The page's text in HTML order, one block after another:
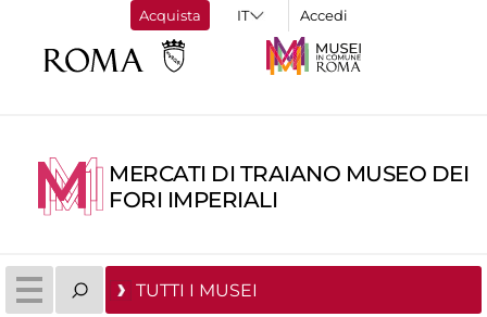
Acquista Accedi
MERCATI DI TRAIANO MUSEO DEI
FORI IMPERIALI
TUTTI I MUSEI